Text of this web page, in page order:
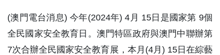
(澳門電台消息) 今年(2024年) 4月 15日是國家第 9個
全民國家安全教育日。澳門特區政府與澳門中聯辦第
7次合辦全民國家安全教育展，本月(4月) 15日在綜藝